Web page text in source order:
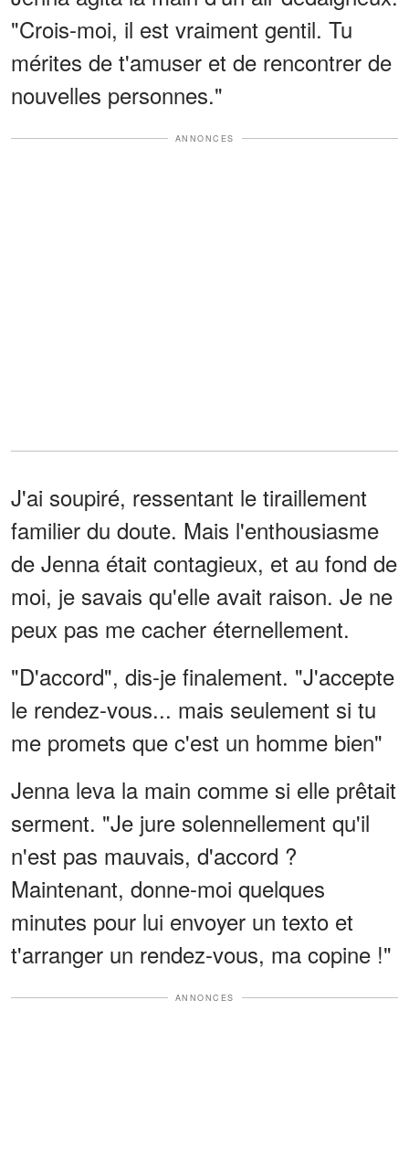
"Crois-moi, il est vraiment gentil. Tu
mérites de t'amuser et de rencontrer de
nouvelles personnes."
ANNONCES
J'ai soupiré, ressentant le tiraillement
familier du doute. Mais l'enthousiasme
de Jenna était contagieux, et au fond de
moi, je savais qu'elle avait raison. Je ne
peux pas me cacher éternellement.
"D'accord", dis-je finalement. "J'accepte
le rendez-vous... mais seulement si tu
me promets que c'est un homme bien"
Jenna leva la main comme si elle prêtait
serment. "Je jure solennellement qu'il
n'est pas mauvais, d'accord ?
Maintenant, donne-moi quelques
minutes pour lui envoyer un texto et
t'arranger un rendez-vous, ma copine !"
ANNONCES